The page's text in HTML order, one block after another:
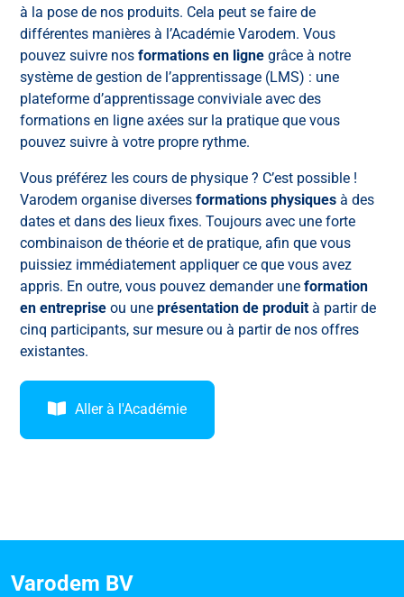
à la pose de nos produits. Cela peut se faire de
différentes manières à l’Académie Varodem. Vous
pouvez suivre nos formations en ligne grâce à notre
système de gestion de l’apprentissage (LMS) : une
plateforme d’apprentissage conviviale avec des
formations en ligne axées sur la pratique que vous
pouvez suivre à votre propre rythme.
Vous préférez les cours de physique ? C’est possible !
Varodem organise diverses formations physiques à des
dates et dans des lieux fixes. Toujours avec une forte
combinaison de théorie et de pratique, afin que vous
puissiez immédiatement appliquer ce que vous avez
appris. En outre, vous pouvez demander une formation
en entreprise ou une présentation de produit à partir de
cinq participants, sur mesure ou à partir de nos offres
existantes.
Aller à l'Académie
Varodem BV